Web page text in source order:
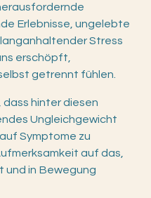
Erlebnisse, ungelebte
Stress
erschöpft,
getrennt fühlen.
hinter diesen
Ungleichgewicht
Symptome zu
auf das,
und in Bewegung